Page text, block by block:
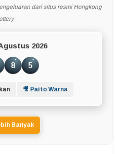
dari situs resmi Hongkong
2026
8 5
🎥 Paito Warna
Banyak